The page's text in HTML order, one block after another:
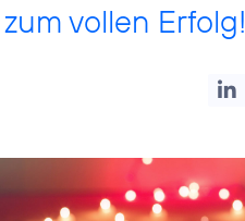
vollen Erfolg!